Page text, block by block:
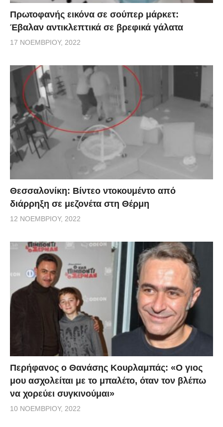
Πρωτοφανής εικόνα σε σούπερ μάρκετ:
Έβαλαν αντικλεπτικά σε βρεφικά γάλατα
17 ΝΟΕΜΒΡΊΟΥ, 2022
Θεσσαλονίκη: Βίντεο ντοκουμέντο από
διάρρηξη σε μεζονέτα στη Θέρμη
12 ΝΟΕΜΒΡΊΟΥ, 2022
Περήφανος ο Θανάσης Κουρλαμπάς: «Ο γιος
μου ασχολείται με το μπαλέτο, όταν τον βλέπω
να χορεύει συγκινούμαι»
10 ΝΟΕΜΒΡΊΟΥ, 2022